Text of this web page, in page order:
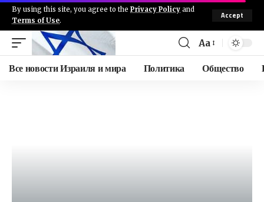
By using this site, you agree to the Privacy Policy and
Terms of Use.
Accept
Aa
Все новости Израиля и мира Политика Общество